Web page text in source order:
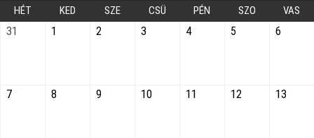
HÉT KED SZE CSÜ PÉN SZO VAS
31 1 2 3 4 5 6
7 8 9 10 11 12 13